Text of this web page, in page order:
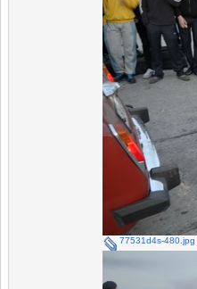
77531d4s-480.jpg